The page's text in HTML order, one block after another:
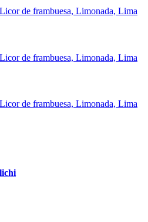
de frambuesa, Limonada, Lima
de frambuesa, Limonada, Lima
de frambuesa, Limonada, Lima